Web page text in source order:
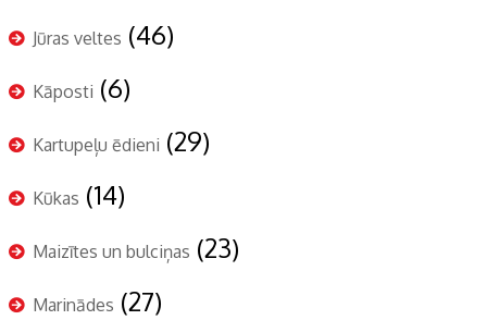
Jūras veltes (46)
Kāposti (6)
Kartupeļu ēdieni (29)
Kūkas (14)
Maizītes un bulciņas (23)
Marinādes (27)